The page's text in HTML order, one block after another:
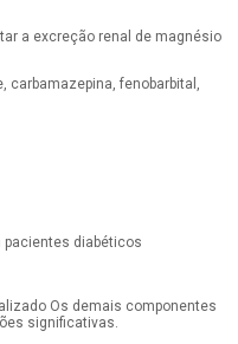
a excreção renal de magnésio
carbamazepina, fenobarbital,
pacientes diabéticos
Os demais componentes
significativas.